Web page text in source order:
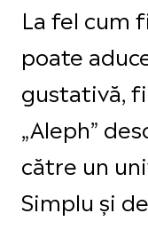
La fel cum
poate
gustativă,
„Aleph”
către un
Simplu și